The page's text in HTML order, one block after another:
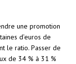
une promotion
d’euros de
le ratio. Passer de
de 34 % à 31 %